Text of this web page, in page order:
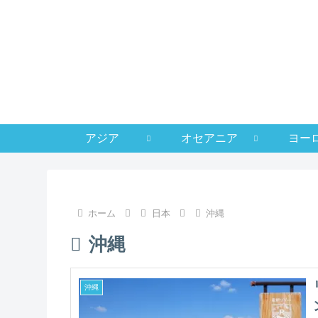
アジア オセアニア ヨー
ホーム 日本 沖縄
沖縄
沖縄